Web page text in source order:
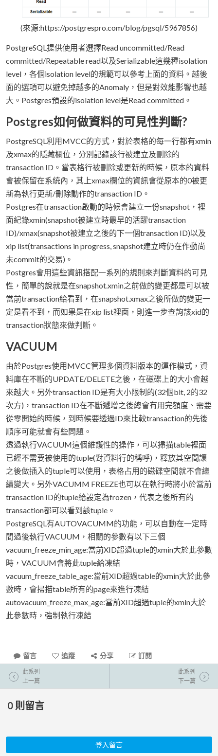
(來源:https://postgrespro.com/blog/pgsql/5967856)
PostgreSQL提供使用者選擇Read uncommitted/Read
committed/Repeatable read以及Serializable這幾種isolation
level，各個isolation level的規範可以參考上面的資料。越後
面的選項可以避免掉越多的Anomaly，但是對效能影響也越
大。Postgres預設的isolation level是Read committed。
Postgres如何做資料的可見性判斷?
PostgreSQL利用MVCC的方式，對於表格的每一行都有xmin
及xmax的隱藏欄位，分別記錄該行被建立及刪除的
transaction ID。當表格行被刪除或更新的時候，原本的資料
會被保留在系統內，其上xmax欄位的資訊會從原本的0被更
新為執行更新/刪除動作的transaction ID。
Postgres在transaction啟動的時候會建立一份snapshot，裡
面紀錄xmin(snapshot被建立時最早的活躍transaction
ID)/xmax(snapshot被建立之後的下一個transaction ID)以及
xip list(transactions in progress, snapshot建立時仍在作動尚
未commit的交易)。
Postgres會用這些資訊搭配一系列的規則來判斷資料的可見
性，簡單的說就是在snapshot.xmin之前做的變更都是可以被
當前transaction給看到，在snapshot.xmax之後所做的變更一
定是看不到，而如果是在xip list裡面，則進一步查詢該xid的
transaction狀態來做判斷。
VACUUM
由於Postgres使用MVCC管理多個資料版本的運作模式，資
料庫在不斷的UPDATE/DELETE之後，在磁碟上的大小會越
來越大。另外transaction ID是有大小限制的(32個bit, 2的32
次方)，transaction ID在不斷遞增之後總會有用完額度、需要
從零開始的時候，到時候要透過ID來比較transaction的先後
順序可能就會有些問題。
透過執行VACUUM這個維護性的操作，可以掃描table裡面
已經不需要被使用的tuple(對資料行的稱呼)，釋放其空間讓
之後做插入的tuple可以使用，表格占用的磁碟空間就不會繼
續變大。另外VACUMM FREEZE也可以在執行時將小於當前
transaction ID的tuple給設定為frozen，代表之後所有的
transaction都可以看到該tuple。
PostgreSQL有AUTOVACUMM的功能，可以自動在一定時
間過後執行VACUUM，相關的參數有以下三個
vacuum_freeze_min_age:當前XID超過tuple的xmin大於此參數
時，VACUUM會將此tuple給凍結
vacuum_freeze_table_age:當前XID超過table的xmin大於此參
數時，會掃描table所有的page來進行凍結
autovacuum_freeze_max_age:當前XID超過tuple的xmin大於
此參數時，強制執行凍結
留言 追蹤 分享 訂閱
此系列
上一篇
此系列
下一篇
0 則留言
登入留言